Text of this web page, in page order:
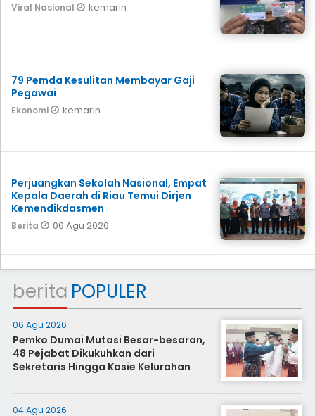
Viral Nasional kemarin
79 Pemda Kesulitan Membayar Gaji
Pegawai
Ekonomi kemarin
Perjuangkan Sekolah Nasional, Empat
Kepala Daerah di Riau Temui Dirjen
Kemendikdasmen
Berita 06 Agu 2026
berita POPULER
06 Agu 2026
Pemko Dumai Mutasi Besar-besaran,
48 Pejabat Dikukuhkan dari
Sekretaris Hingga Kasie Kelurahan
04 Agu 2026